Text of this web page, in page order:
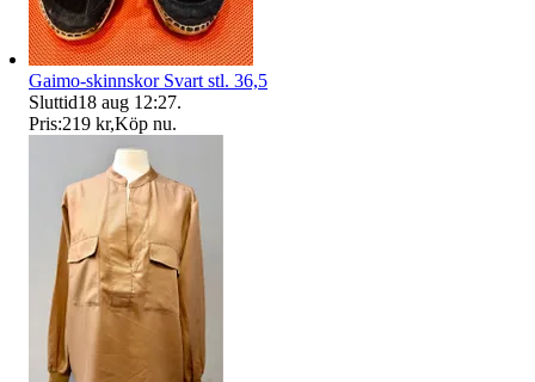
Gaimo-skinnskor Svart stl. 36,5
Sluttid18 aug 12:27.
Pris:219 kr,Köp nu.